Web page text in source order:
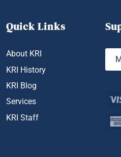
Quick Links
About KRI
KRI History
KRI Blog
Services
KRI Staff